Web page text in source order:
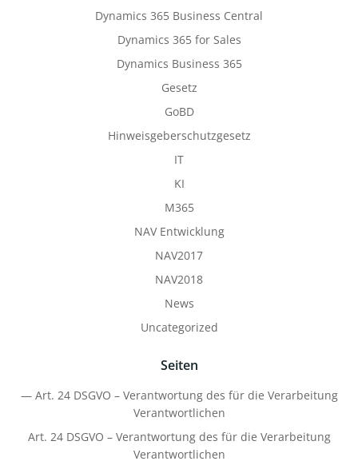
Dynamics 365 Business Central
Dynamics 365 for Sales
Dynamics Business 365
Gesetz
GoBD
Hinweisgeberschutzgesetz
IT
KI
M365
NAV Entwicklung
NAV2017
NAV2018
News
Uncategorized
Seiten
— Art. 24 DSGVO – Verantwortung des für die Verarbeitung
Verantwortlichen
Art. 24 DSGVO – Verantwortung des für die Verarbeitung
Verantwortlichen